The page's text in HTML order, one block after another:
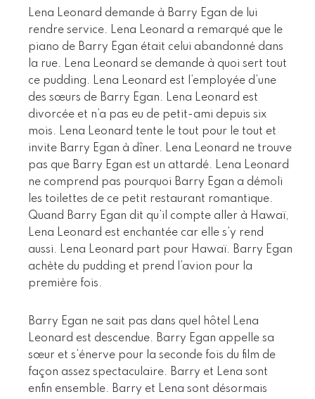
Lena Leonard demande à Barry Egan de lui
rendre service. Lena Leonard a remarqué que le
piano de Barry Egan était celui abandonné dans
la rue. Lena Leonard se demande à quoi sert tout
ce pudding. Lena Leonard est l’employée d’une
des sœurs de Barry Egan. Lena Leonard est
divorcée et n’a pas eu de petit-ami depuis six
mois. Lena Leonard tente le tout pour le tout et
invite Barry Egan à dîner. Lena Leonard ne trouve
pas que Barry Egan est un attardé. Lena Leonard
ne comprend pas pourquoi Barry Egan a démoli
les toilettes de ce petit restaurant romantique.
Quand Barry Egan dit qu’il compte aller à Hawaï,
Lena Leonard est enchantée car elle s’y rend
aussi. Lena Leonard part pour Hawaï. Barry Egan
achète du pudding et prend l’avion pour la
première fois.
Barry Egan ne sait pas dans quel hôtel Lena
Leonard est descendue. Barry Egan appelle sa
sœur et s’énerve pour la seconde fois du film de
façon assez spectaculaire. Barry et Lena sont
enfin ensemble. Barry et Lena sont désormais